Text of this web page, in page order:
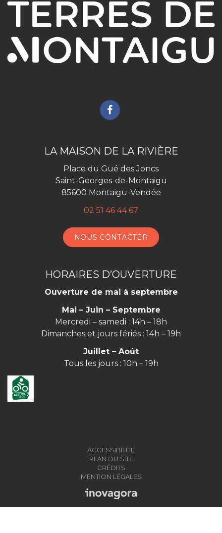
Lien
compte
Facebook
LA MAISON DE LA RIVIÈRE
Place du Gué des Joncs
Saint-Georges-de-Montaigu
85600 Montaigu-Vendée
02 51 46 44 67
NOUS CONTACTER
HORAIRES D’OUVERTURE
Ouverture de mai à septembre
Mai – Juin – Septembre
Mercredi – samedi : 14h – 18h
Dimanches et jours fériés : 14h – 19h
Juillet – Août
Tous les jours : 10h – 19h
ACCESSIBILITÉ
PLAN DU SITE
CRÉDITS
MENTION LÉGALES